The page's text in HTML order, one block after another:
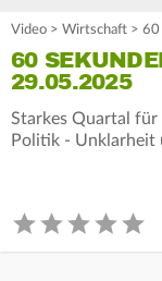
Video > Wirtschaft > 60
60
29.05.2025
Starkes Quartal
Politik - Unklarheit